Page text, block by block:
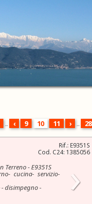
... ‹ 9 10 11 › ... 28
Rif.: E9351S
Cod. C24: 1385056
Terreno - E9351S
cucina- servizio-
- disimpegno -
›